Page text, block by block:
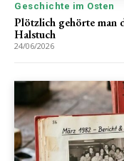
Geschichte im Osten
Plötzlich gehörte man
Halstuch
24/06/2026